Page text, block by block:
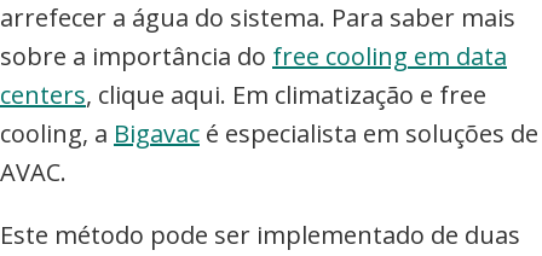
arrefecer a água do sistema. Para saber mais
sobre a importância do free cooling em data
centers, clique aqui. Em climatização e free
cooling, a Bigavac é especialista em soluções de
AVAC.
Este método pode ser implementado de duas